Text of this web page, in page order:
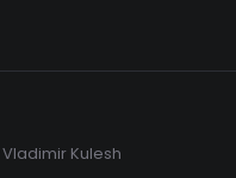
Vladimir Kulesh